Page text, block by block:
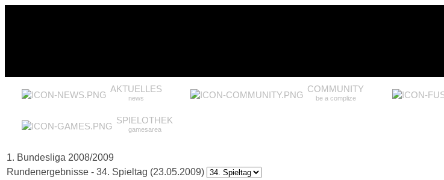
AKTUELLES
news
COMMUNITY
be a complize
SPIELOTHEK
gamesarea
1. Bundesliga 2008/2009
Rundenergebnisse - 34. Spieltag (23.05.2009)